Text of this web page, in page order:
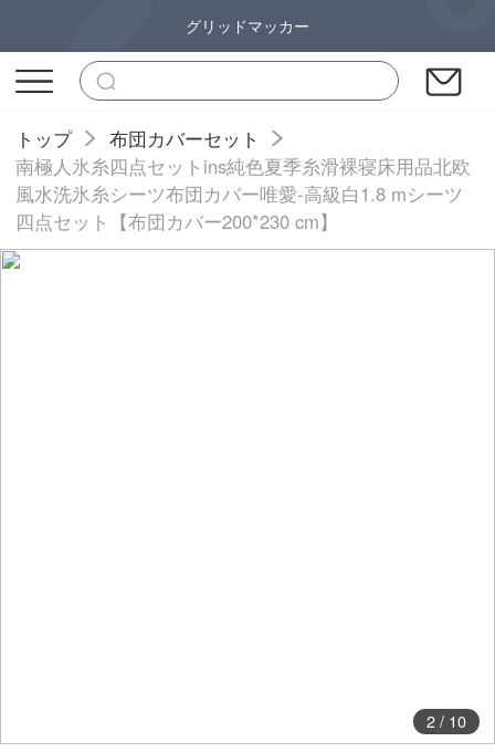
グリッドマッカー
トップ
布団カバーセット
南極人氷糸四点セットins純色夏季糸滑裸寝床用品北欧
風水洗氷糸シーツ布団カバー唯愛-高級白1.8 mシーツ
四点セット【布団カバー200*230 cm】
2/ 10